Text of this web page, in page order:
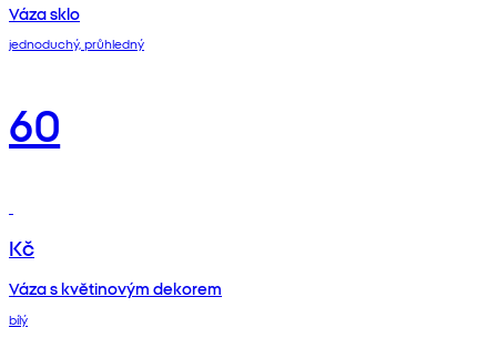
Váza sklo
jednoduchý, průhledný
60
Kč
Váza s květinovým dekorem
bílý